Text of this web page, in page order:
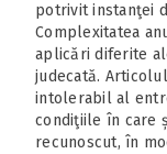
potrivit instanţei
Complexitatea
aplicări diferite
judecată.
intolerabil al
condiţiile în care
recunoscut, în